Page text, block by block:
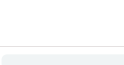
הראשון הרואה אור בעברית.